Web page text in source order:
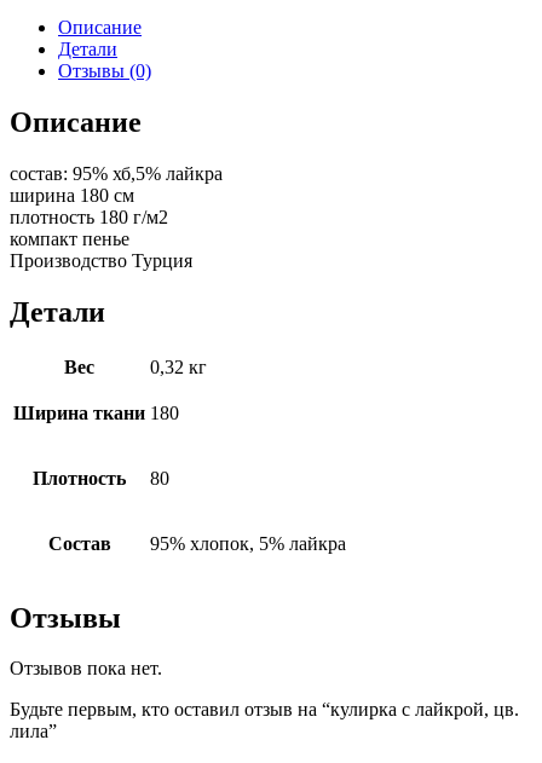
Описание
Детали
Отзывы (0)
Описание
состав: 95% хб,5% лайкра
ширина 180 см
плотность 180 г/м2
компакт пенье
Производство Турция
Детали
Вес 0,32 кг
Ширина ткани 180
Плотность 80
Состав 95% хлопок, 5% лайкра
Отзывы
Отзывов пока нет.
Будьте первым, кто оставил отзыв на “кулирка с лайкрой, цв.
лила”